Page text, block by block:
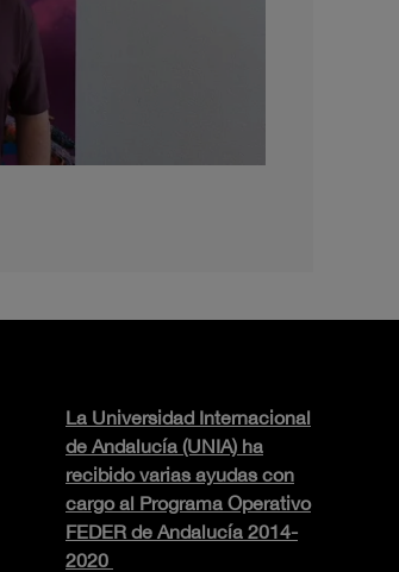
La Universidad Internacional
de Andalucía (UNIA) ha
recibido varias ayudas con
cargo al Programa Operativo
FEDER de Andalucía 2014-
2020